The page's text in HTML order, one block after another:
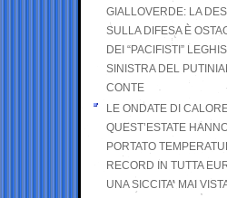
GIALLOVERDE: LA
SULLA DIFESA È
DEI “PACIFISTI”
SINISTRA DEL
CONTE
LE ONDATE DI
QUEST’ESTATE
PORTATO
RECORD IN TUTTA
UNA SICCITA’ MAI